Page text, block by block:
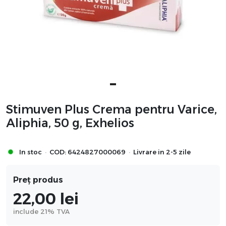
Stimuven Plus Crema pentru Varice,
Aliphia, 50 g, Exhelios
In stoc · COD: 6424827000069 · Livrare in 2-5 zile
Preț produs
22,00 lei
include 21% TVA